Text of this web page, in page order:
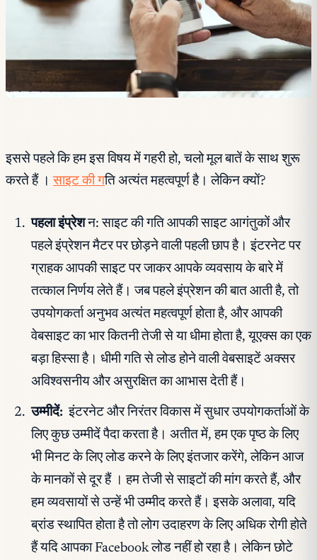
इससे पहले कि हम इस विषय में गहरी हो, चलो मूल बातें के साथ शुरू
करते हैं ।साइट की गति अत्यंत महत्वपूर्ण है। लेकिन क्यों?
पहला इंप्रेश न: साइट की गति आपकी साइट आगंतुकों और
पहले इंप्रेशन मैटर पर छोड़ने वाली पहली छाप है। इंटरनेट पर
ग्राहक आपकी साइट पर जाकर आपके व्यवसाय के बारे में
तत्काल निर्णय लेते हैं। जब पहले इंप्रेशन की बात आती है, तो
उपयोगकर्ता अनुभव अत्यंत महत्वपूर्ण होता है, और आपकी
वेबसाइट का भार कितनी तेजी से या धीमा होता है, यूएक्स का एक
बड़ा हिस्सा है। धीमी गति से लोड होने वाली वेबसाइटें अक्सर
अविश्वसनीय और असुरक्षित का आभास देती हैं।
उम्मीदें: इंटरनेट और निरंतर विकास में सुधार उपयोगकर्ताओं के
लिए कुछ उम्मीदें पैदा करता है। अतीत में, हम एक पृष्ठ के लिए
भी मिनट के लिए लोड करने के लिए इंतजार करेंगे, लेकिन आज
के मानकों से दूर हैं । हम तेजी से साइटों की मांग करते हैं, और
हम व्यवसायों से उन्हें भी उम्मीद करते हैं। इसके अलावा, यदि
ब्रांड स्थापित होता है तो लोग उदाहरण के लिए अधिक रोगी होते
हैं यदि आपका Facebook लोड नहीं हो रहा है। लेकिन छोटे